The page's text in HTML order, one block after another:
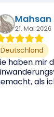
Mahsan
21. Mai 2026
Deutschland
haben mir
als